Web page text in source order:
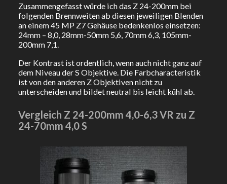
Zusammengefasst würde ich das Z 24-200mm bei
folgenden Brennweiten ab diesen jeweiligen Blenden
an einem 45 MP Z7 Gehäuse bedenkenlos einsetzen:
24mm – 8,0, 28mm-50mm 5,6, 70mm 6,3, 105mm-
200mm 7,1.
Der Kontrast ist ordentlich, wenn auch nicht ganz auf
dem Niveau der S Objektive. Die Farbcharacteristik
ist von den anderen Z Objektiven nicht zu
unterscheiden und bildet neutral bis leicht kühl ab.
Vergleich Z 24-200mm 4,0-6,3 VR zu Z
24-70mm 4,0 S